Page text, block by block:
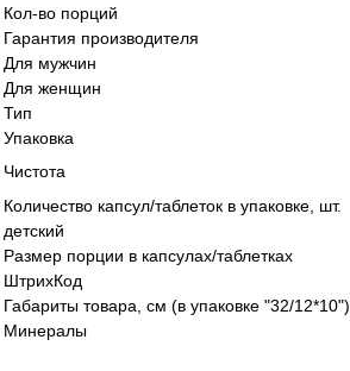
Кол-во порций
Гарантия производителя
Для мужчин
Для женщин
Тип
Упаковка
Чистота
Количество капсул/таблеток в упаковке, шт.
детский
Размер порции в капсулах/таблетках
ШтрихКод
Габариты товара, см (в упаковке "32/12*10")
Минералы